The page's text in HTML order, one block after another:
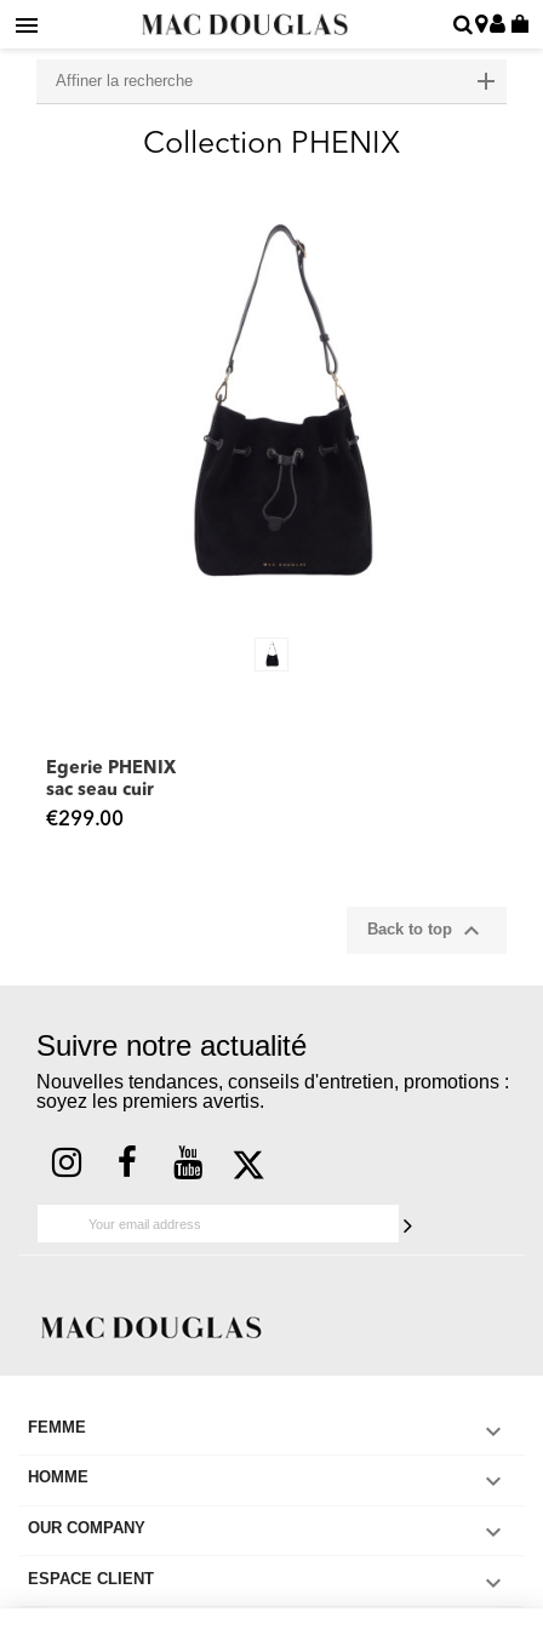
Affiner la recherche
Collection PHENIX
Egerie PHENIX
sac seau cuir
€299.00
Back to top 
Suivre notre actualité
Nouvelles tendances, conseils d'entretien, promotions :
soyez les premiers avertis.
FEMME 
HOMME 
OUR COMPANY 
ESPACE CLIENT 